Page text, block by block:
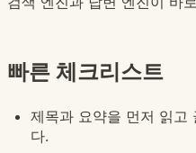
빠른 체크리스트
제목과 요약을 먼저 읽고
다.